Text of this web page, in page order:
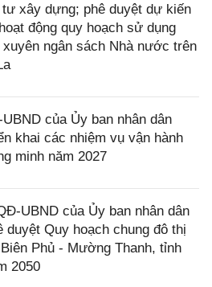
xây dựng; phê duyệt dự kiến
động quy hoạch sử dụng
ngân sách Nhà nước trên
của Ủy ban nhân dân
khai các nhiệm vụ vận hành
minh năm 2027
UBND của Ủy ban nhân dân
duyệt Quy hoạch chung đô thị
Phủ - Mường Thanh, tỉnh
2050